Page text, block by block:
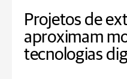
Projetos de
aproximam
tecnologias